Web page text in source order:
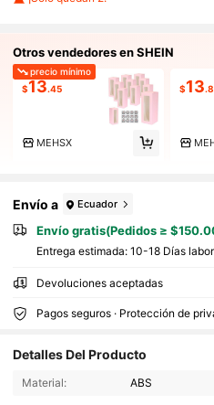
Otros vendedores en SHEIN
precio mínimo
$13.45
MEHSX
$13
Envío a Ecuador
Envío gratis(Pedidos ≥
Entrega estimada: 10-18 Días
Devoluciones aceptadas
Pagos seguros · Protección de
Detalles Del Producto
Material: ABS
4.64 12 Seguidores
12 Seguidores